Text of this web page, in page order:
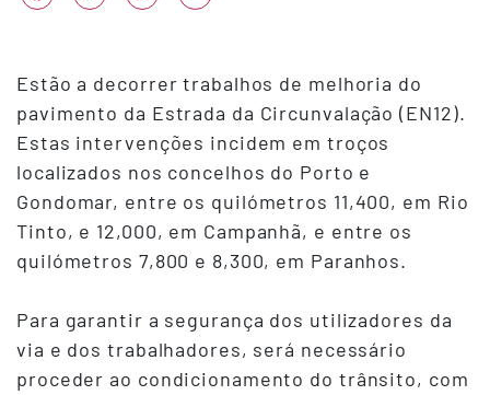
Estão a decorrer trabalhos de melhoria do
pavimento da Estrada da Circunvalação (EN12).
Estas intervenções incidem em troços
localizados nos concelhos do Porto e
Gondomar, entre os quilómetros 11,400, em Rio
Tinto, e 12,000, em Campanhã, e entre os
quilómetros 7,800 e 8,300, em Paranhos.
Para garantir a segurança dos utilizadores da
via e dos trabalhadores, será necessário
proceder ao condicionamento do trânsito, com